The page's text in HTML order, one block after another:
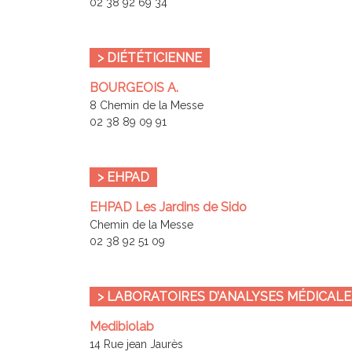
> DIÉTÉTICIENNE
BOURGEOIS A.
8 Chemin de la Messe
02 38 89 09 91
> EHPAD
EHPAD Les Jardins de Sido
Chemin de la Messe
02 38 92 51 09
> LABORATOIRES D’ANALYSES
Medibiolab
14 Rue jean Jaurès